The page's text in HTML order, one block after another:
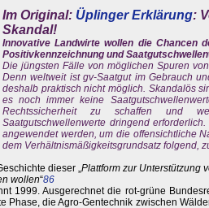
Im Original: Üplinger Erklärung:
Skandal!
Innovative Landwirte wollen die Chancen
Positivkennzeichnung und
Die jüngsten Fälle von möglichen Spuren
Denn weltweit ist gv-Saatgut im Gebrauch
deshalb praktisch nicht möglich. Skandalös
es noch immer keine
Rechtssicherheit zu schaffen und
Saatgutschwellenwerte dringend
angewendet werden, um die offensichtliche
dem Verhältnismäßigkeitsgrundsatz folgend,
dieser „Plattform zur Unterstützung
wollen“86
1999. Ausgerechnet die rot-grüne
Phase, die Agro-Gentechnik zwischen